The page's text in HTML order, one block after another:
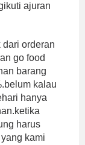
ajuran
dari orderan
go food
barang
kalau
hanya
harus
kami